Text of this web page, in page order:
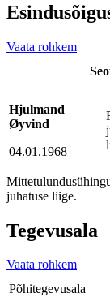
Vaata rohkem
Hjulmand
Øyvind
04.01.1968
juhatuse liige.
Tegevusala
Vaata rohkem
Põhitegevusala